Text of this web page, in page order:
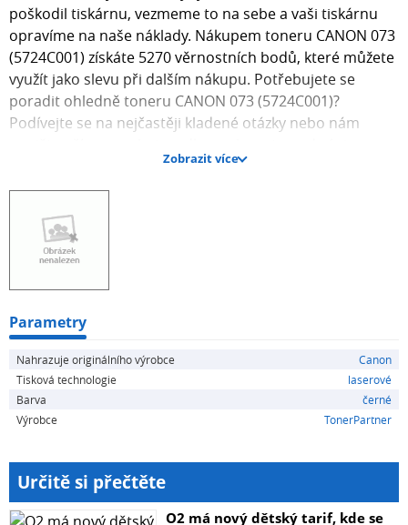
poškodil tiskárnu, vezmeme to na sebe a vaši tiskárnu
opravíme na naše náklady. Nákupem toneru CANON 073
(5724C001) získáte 5270 věrnostních bodů, které můžete
využít jako slevu při dalším nákupu. Potřebujete se
poradit ohledně toneru CANON 073 (5724C001)?
Podívejte se na nejčastěji kladené otázky nebo nám
dotazů. Nakupte u nás z pohodlí vašeho domova nebo
kanceláře, bez nutnosti navštívit kamennou prodejnu.
Zobrazit více
Parametry
Nahrazuje originálního výrobce
Canon
Tisková technologie
laserové
Barva
černé
Výrobce
TonerPartner
Určitě si přečtěte
O2 má nový dětský tarif, kde se